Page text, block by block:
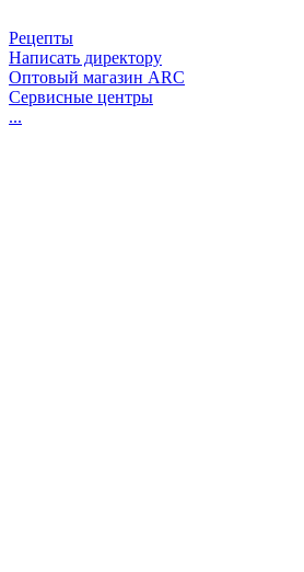
Рецепты
Написать директору
Оптовый магазин ARC
Сервисные центры
...